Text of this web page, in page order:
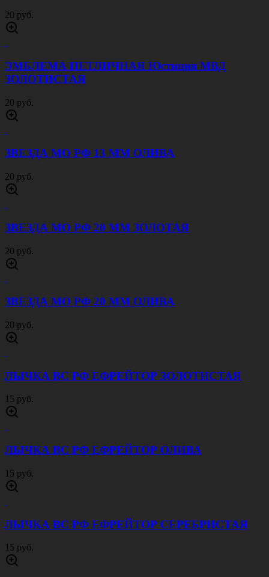
ЛЫЧКА ВС РФ ЕФРЕЙТОР ЗОЛОТИСТАЯ
15 руб.
ЛЫЧКА ВС РФ ЕФРЕЙТОР ОЛИВА
15 руб.
ЛЫЧКА ВС РФ ЕФРЕЙТОР СЕРЕБРИСТАЯ
15 руб.
ПУГОВИЦА ОРЕЛ РФ 14 ММ ЗОЛОТИСТАЯ
20 руб.
ПУГОВИЦА ОРЕЛ РФ 14 ММ ОЛИВА
20 руб.
ПУГОВИЦА ОРЕЛ РФ 22 ММ ЗОЛОТИСТАЯ
20 руб.
ПУГОВИЦА ОРЕЛ РФ 14 ММ СЕРЕБРИСТАЯ
15 руб.
ШЕВРОН ПОЛИЦИЯ МВД СПЕЦНАЗ
80 руб.